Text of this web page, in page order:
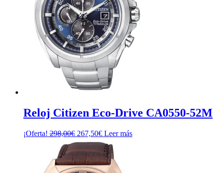
Reloj Citizen Eco-Drive CA0550-52M
¡Oferta! 298,00€ El
precio
original
era:
298,00€.
267,50€El
precio
actual
es:
267,50€.
Leer más